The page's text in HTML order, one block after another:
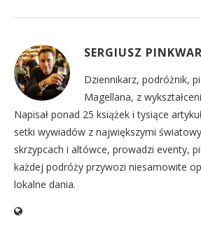
SERGIUSZ
Dziennikarz, podróżnik,
Magellana, z
Napisał ponad 25 książek i tysiące
setki wywiadów z największymi
skrzypcach i altówce, prowadzi eventy,
każdej podróży przywozi niesamowite
lokalne dania.